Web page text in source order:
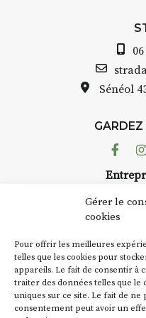
Gérer le
cookies
Pour offrir les meilleures
telles que les cookies pour
appareils. Le fait de consentir à
traiter des données telles que
uniques sur ce site. Le fait de
consentement peut avoir un
pas
la
« off
Sénéol
Suivez